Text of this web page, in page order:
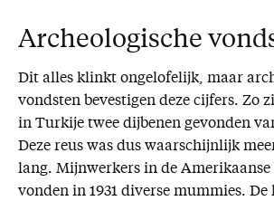
Archeologische
Dit alles klinkt ongelofelijk, maar
vondsten bevestigen deze cijfers. Zo
in Turkije twee dijbenen gevonden
Deze reus was dus waarschijnlijk
lang. Mijnwerkers in de Amerikaanse
vonden in 1931 diverse mummies. De